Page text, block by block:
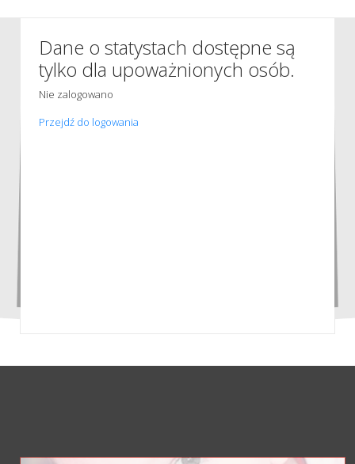
Dane o statystach dostępne są
tylko dla upoważnionych osób.
Nie zalogowano
Przejdź do logowania